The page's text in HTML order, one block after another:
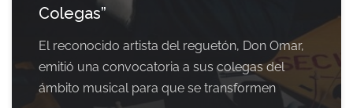
Colegas”
El reconocido artista del reguetón, Don Omar,
emitió una convocatoria a sus colegas del
ámbito musical para que se transformen